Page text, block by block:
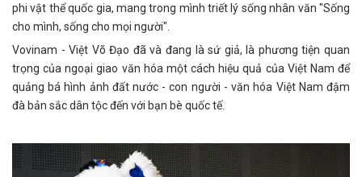
phi vật thể quốc gia, mang trong mình triết lý sống nhân văn "Sống
cho mình, sống cho mọi người".
Vovinam - Việt Võ Đạo đã và đang là sứ giả, là phương tiện quan
trọng của ngoại giao văn hóa một cách hiệu quả của Việt Nam để
quảng bá hình ảnh đất nước - con người - văn hóa Việt Nam đậm
đà bản sắc dân tộc đến với bạn bè quốc tế.